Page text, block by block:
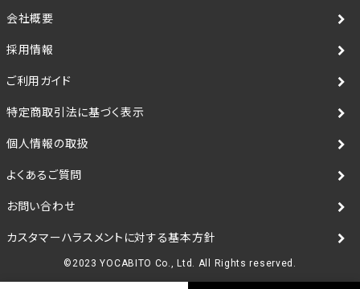
会社概要
採用情報
ご利用ガイド
特定商取引法に基づく表示
個人情報の取扱
よくあるご質問
お問い合わせ
カスタマーハラスメントに対する基本方針
©2023 YOCABITO Co., Ltd. All Rights reserved.